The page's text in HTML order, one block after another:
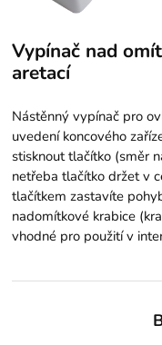
Vypínač nad
aretací
Nástěnný vypínač pro
uvedení koncového
stisknout tlačítko (směr
netřeba tlačítko držet v
tlačítkem zastavíte
nadomítkové krabice
vhodné pro použití v